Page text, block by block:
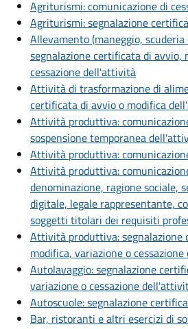
Agriturismi: comunicazione di
Agriturismi: segnalazione
Allevamento (maneggio,
segnalazione certificata di avvio,
cessazione dell'attività
Attività di trasformazione di
certificata di avvio o modifica
Attività produttiva:
sospensione temporanea
Attività produttiva:
Attività produttiva:
denominazione, ragione sociale,
digitale, legale rappresentante,
soggetti titolari dei requisiti
Attività produttiva: segnalazione
modifica, variazione o
Autolavaggio: segnalazione
variazione o cessazione
Autoscuole: segnalazione
Bar, ristoranti e altri esercizi di